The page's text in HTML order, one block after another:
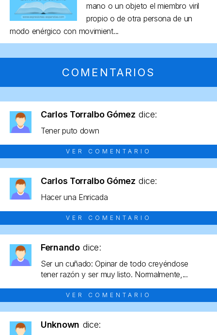
mano o un objeto el miembro viril
propio o de otra persona de un
modo enérgico con movimient...
COMENTARIOS
Carlos Torralbo Gómez dice:
Tener puto down
VER COMENTARIO
Carlos Torralbo Gómez dice:
Hacer una Enricada
VER COMENTARIO
Fernando dice:
Ser un cuñado: Opinar de todo creyéndose
tener razón y ser muy listo. Normalmente,...
VER COMENTARIO
Unknown dice: